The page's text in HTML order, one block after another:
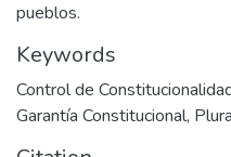
pueblos.
Keywords
Control de
Garantía Constitucional,